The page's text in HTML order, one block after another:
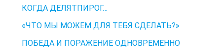
КОГДА ДЕЛЯТПИРОГ…
«ЧТО МЫ МОЖЕМ ДЛЯ ТЕБЯ СДЕЛАТЬ?»
ПОБЕДА И ПОРАЖЕНИЕ ОДНОВРЕМЕННО